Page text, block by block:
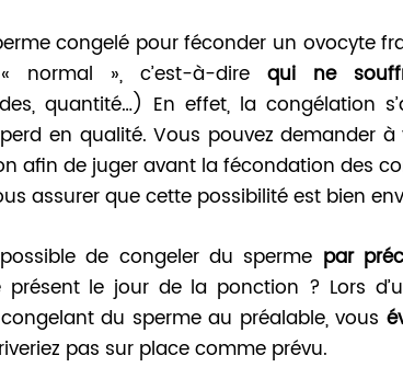
congelé pour féconder un ovocyte
normal », c’est-à-direqui ne
quantité…) En effet, la congélation
en qualité. Vous pouvez demander
afin de juger avant la fécondation des
assurer que cette possibilité est bien
de congeler du sperme par
le jour de la ponction ? Lors
du sperme au préalable, vous
pas sur place comme prévu.